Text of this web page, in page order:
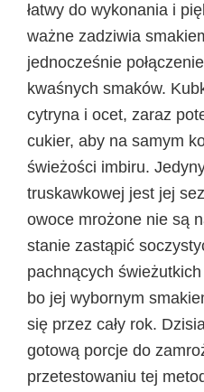
łatwy do wykonania i
ważne zadziwia
jednocześnie
kwaśnych smaków.
cytryna i ocet, zaraz
cukier, aby na samym
świeżości imbiru.
truskawkowej jest jej
owoce mrożone nie są
stanie zastąpić
pachnących
bo jej wybornym
się przez cały rok.
gotową porcje do
przetestowaniu tej